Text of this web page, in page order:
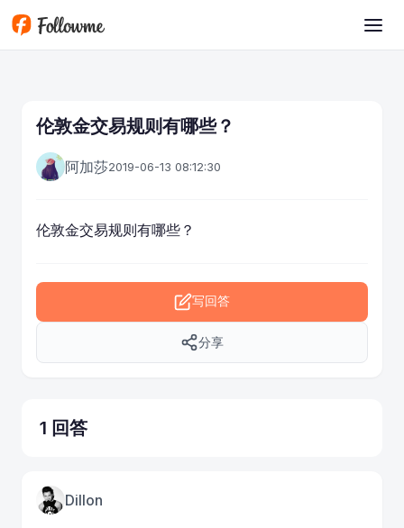
跳转到主要内容
伦敦金交易规则有哪些？
阿加莎2019-06-13 08:12:30
伦敦金交易规则有哪些？
写回答
分享
1 回答
Dillon